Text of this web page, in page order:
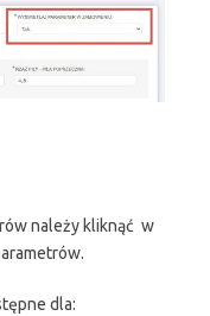
należy kliknąć w
dla: